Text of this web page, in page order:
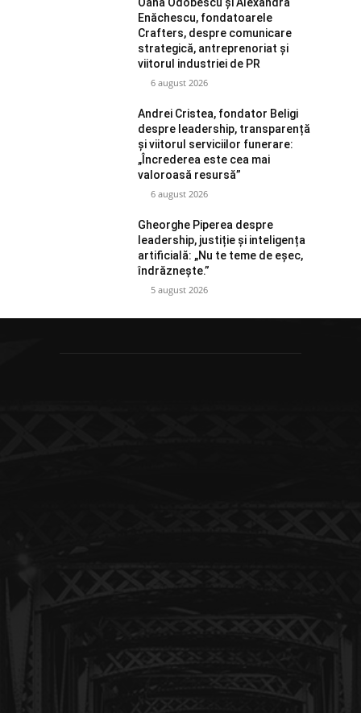
Enăchescu, fondatoarele
Crafters, despre comunicare
strategică, antreprenoriat și
viitorul industriei de PR
6 august 2026
Andrei Cristea, fondator Beligi
despre leadership, transparență
și viitorul serviciilor funerare:
„Încrederea este cea mai
valoroasă resursă”
6 august 2026
Gheorghe Piperea despre
leadership, justiție și inteligența
artificială: „Nu te teme de eșec,
îndrăznește.”
5 august 2026